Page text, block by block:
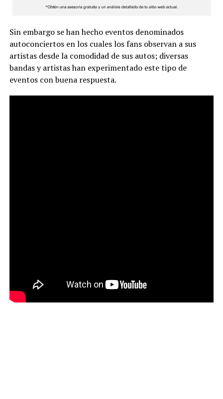
Sin embargo se han hecho eventos denominados
autoconciertos en los cuales los fans observan a sus
artistas desde la comodidad de sus autos; diversas
bandas y artistas han experimentado este tipo de
eventos con buena respuesta.